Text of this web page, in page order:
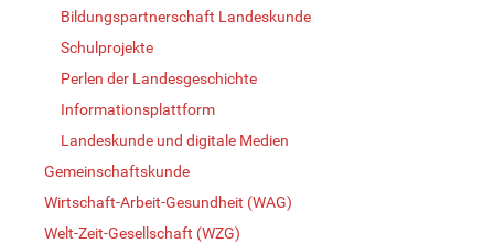
Bildungspartnerschaft Landeskunde
Schulprojekte
Perlen der Landesgeschichte
Informationsplattform
Landeskunde und digitale Medien
Gemeinschaftskunde
Wirtschaft-Arbeit-Gesundheit (WAG)
Welt-Zeit-Gesellschaft (WZG)